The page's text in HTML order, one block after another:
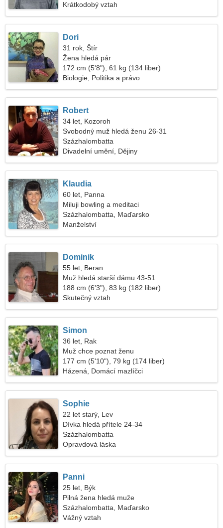
Krátkodobý vztah
Dori
31 rok, Štír
Žena hledá pár
172 cm (5'8"), 61 kg (134 liber)
Biologie, Politika a právo
Robert
34 let, Kozoroh
Svobodný muž hledá ženu 26-31
Százhalombatta
Divadelní umění, Dějiny
Klaudia
60 let, Panna
Miluji bowling a meditaci
Százhalombatta, Maďarsko
Manželství
Dominik
55 let, Beran
Muž hledá starší dámu 43-51
188 cm (6'3"), 83 kg (182 liber)
Skutečný vztah
Simon
36 let, Rak
Muž chce poznat ženu
177 cm (5'10"), 79 kg (174 liber)
Házená, Domácí mazlíčci
Sophie
22 let starý, Lev
Dívka hledá přítele 24-34
Százhalombatta
Opravdová láska
Panni
25 let, Býk
Pilná žena hledá muže
Százhalombatta, Maďarsko
Vážný vztah